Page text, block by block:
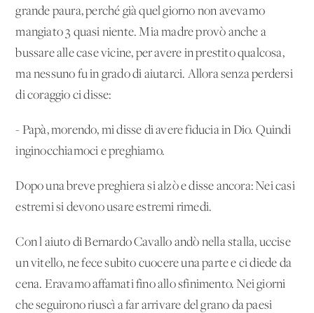
grande paura, perché già quel giorno non avevamo
mangiato 3 quasi niente. Mia madre provò anche a
bussare alle case vicine, per avere in prestito qualcosa,
ma nessuno fu in grado di aiutarci. Allora senza perdersi
di coraggio ci disse:
- Papà, morendo, mi disse di avere fiducia in Dio. Quindi
inginocchiamoci e preghiamo.
Dopo una breve preghiera si alzò e disse ancora: Nei casi
estremi si devono usare estremi rimedi.
Con l'aiuto di Bernardo Cavallo andò nella stalla, uccise
un vitello, ne fece subito cuocere una parte e ci diede da
cena. Eravamo affamati fino allo sfinimento. Nei giorni
che seguirono riuscì a far arrivare del grano da paesi